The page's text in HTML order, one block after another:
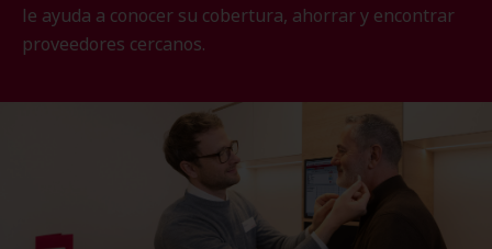
le ayuda a conocer su cobertura, ahorrar y encontrar
proveedores cercanos.